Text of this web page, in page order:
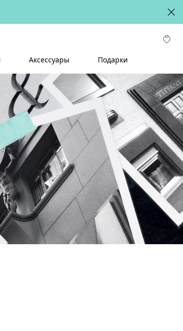
Аксессуары Подарки